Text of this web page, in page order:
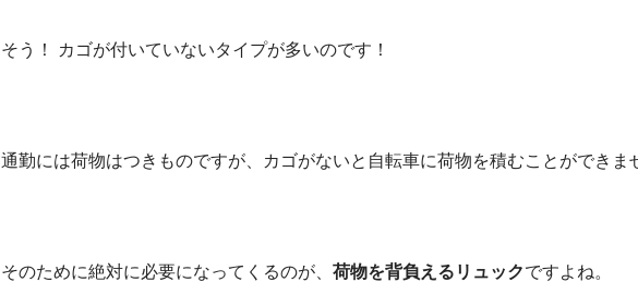
そう！ カゴが付いていないタイプが多いのです！
通勤には荷物はつきものですが、カゴがないと自転車に荷物を積むことができま
そのために絶対に必要になってくるのが、 荷物を背負えるリュックですよね。